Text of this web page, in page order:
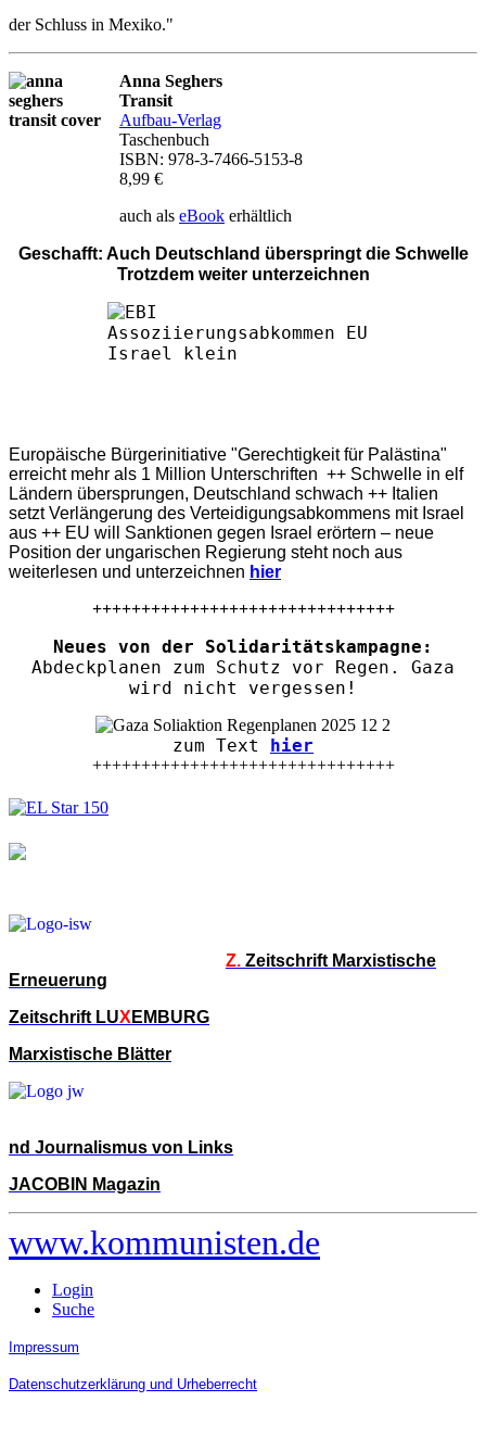
der Schluss in Mexiko."
Anna Seghers
Transit
Aufbau-Verlag
Taschenbuch
ISBN: 978-3-7466-5153-8
8,99 €
auch als eBook erhältlich
Geschafft: Auch Deutschland überspringt die Schwelle
Trotzdem weiter unterzeichnen
Europäische Bürgerinitiative "Gerechtigkeit für Palästina"
erreicht mehr als 1 Million Unterschriften ++ Schwelle in elf
Ländern übersprungen, Deutschland schwach ++ Italien
setzt Verlängerung des Verteidigungsabkommens mit Israel
aus ++ EU will Sanktionen gegen Israel erörtern – neue
Position der ungarischen Regierung steht noch aus
weiterlesen und unterzeichnen hier
+++++++++++++++++++++++++++++++
Neues von der Solidaritätskampagne:
Abdeckplanen zum Schutz vor Regen. Gaza
wird nicht vergessen!
zum Text hier
+++++++++++++++++++++++++++++++
Z. Zeitschrift Marxistische
Erneuerung
Zeitschrift LUX EMBURG
Marxistische Blätter
nd Journalismus von Links
JACOBIN Magazin
www.kommunisten.de
Login
Suche
Impressum
Datenschutzerklärung und Urheberrecht